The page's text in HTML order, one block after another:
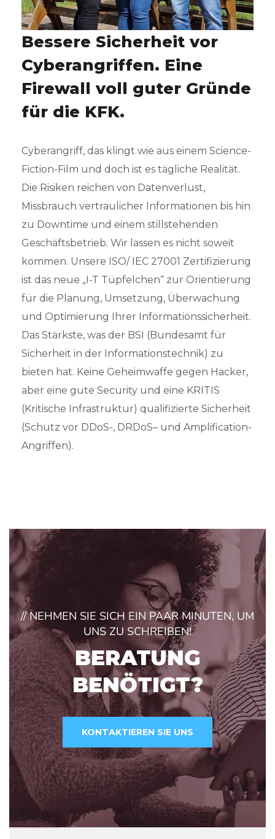
Bessere Sicherheit vor
Cyberangriffen. Eine
Firewall voll guter Gründe
für die KFK.
Cyberangriff, das klingt wie aus einem Science-
Fiction-Film und doch ist es tägliche Realität.
Die Risiken reichen von Datenverlust,
Missbrauch vertraulicher Informationen bis hin
zu Downtime und einem stillstehenden
Geschäftsbetrieb. Wir lassen es nicht soweit
kommen. Unsere ISO/ IEC 27001 Zertifizierung
ist das neue „I-T Tüpfelchen“ zur Orientierung
für die Planung, Umsetzung, Überwachung
und Optimierung Ihrer Informationssicherheit.
Das Stärkste, was der BSI (Bundesamt für
Sicherheit in der Informationstechnik) zu
bieten hat. Keine Geheimwaffe gegen Hacker,
aber eine gute Security und eine KRITIS
(Kritische Infrastruktur) qualifizierte Sicherheit
(Schutz vor DDoS-, DRDoS– und Amplification-
Angriffen).
// NEHMEN SIE SICH EIN PAAR MINUTEN, UM
UNS ZU SCHREIBEN!
BERATUNG
BENÖTIGT?
KONTAKTIEREN SIE UNS